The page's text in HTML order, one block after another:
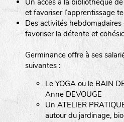
Un accès à la bibliothèque de
et favoriser l’apprentissage
Des activités hebdomadaires
favoriser la détente et
Germinance offre à ses
suivantes :
Le YOGA ou le BAIN
Anne DEVOUGE
Un ATELIER
autour du jardinage,